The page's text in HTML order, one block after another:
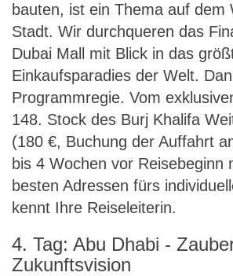
bauten, ist ein Thema auf dem
Stadt. Wir durchqueren das
Dubai Mall mit Blick in das
Einkaufsparadies der Welt.
Programmregie. Vom
148. Stock des Burj Khalifa
(180 €, Buchung der Auffahrt
bis 4 Wochen vor Reisebeginn
besten Adressen fürs
kennt Ihre Reiseleiterin.
4. Tag: Abu Dhabi -
Zukunftsvision